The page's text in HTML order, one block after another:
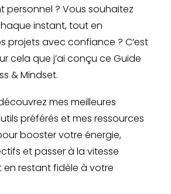
personnel ? Vous souhaitez
instant, tout en
projets avec confiance ? C’est
cela que j’ai conçu ce Guide
& Mindset.
mes meilleures
préférés et mes ressources
booster votre énergie,
et passer à la vitesse
en restant fidèle à votre